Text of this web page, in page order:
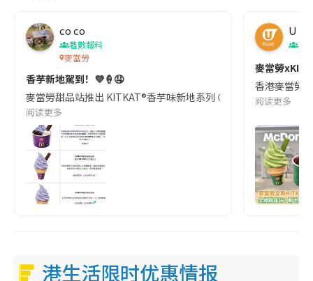
co co
著數報料
麥當勞
香芋新地駕到！💜🍦🤤
麥當勞甜品站推出 KITKAT®香芋味新地系列 😍 攻略: 3月12日 起
阅读更多
U
著
麥當勞
香港麥當勞
阅读更多
港生活限时优惠情报